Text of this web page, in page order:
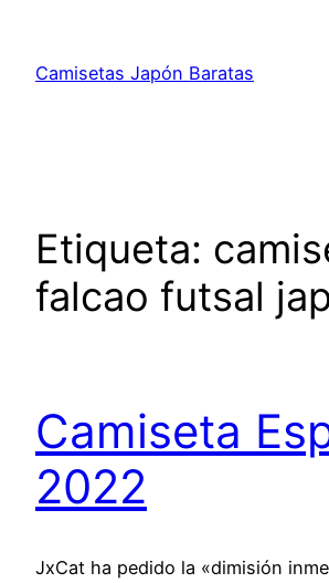
contenido
Camisetas Japón Baratas
Etiqueta:
falcao futsal
Camiseta
2022
JxCat ha pedido la «dimisión